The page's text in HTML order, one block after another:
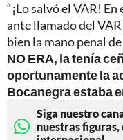
“¡Lo salvó el VAR!
ante llamado del
bien la mano penal
NO ERA, la tenía
oportunamente la
Bocanegra estaba
Siga nuestro
nuestras